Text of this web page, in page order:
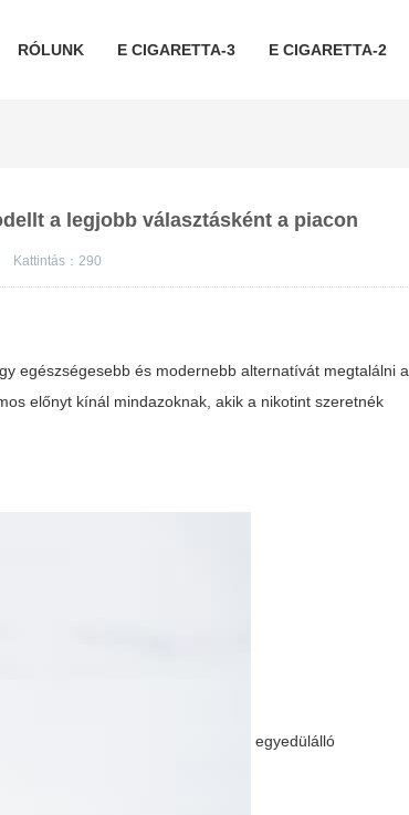
RÓLUNK E CIGARETTA-3 E CIGARETTA-2
a legjobb választásként a piacon
Kattintás：290
egészségesebb és modernebb alternatívát megtalálni a
előnyt kínál mindazoknak, akik a nikotint szeretnék
egyedülálló